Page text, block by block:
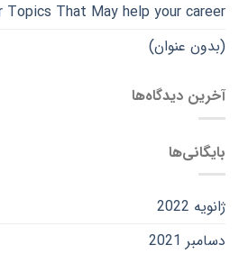
Topics That May help your career
(بدون عنوان)
آخرین دیدگاه‌ها
بایگانی‌ها
ژانویه 2022
دسامبر 2021